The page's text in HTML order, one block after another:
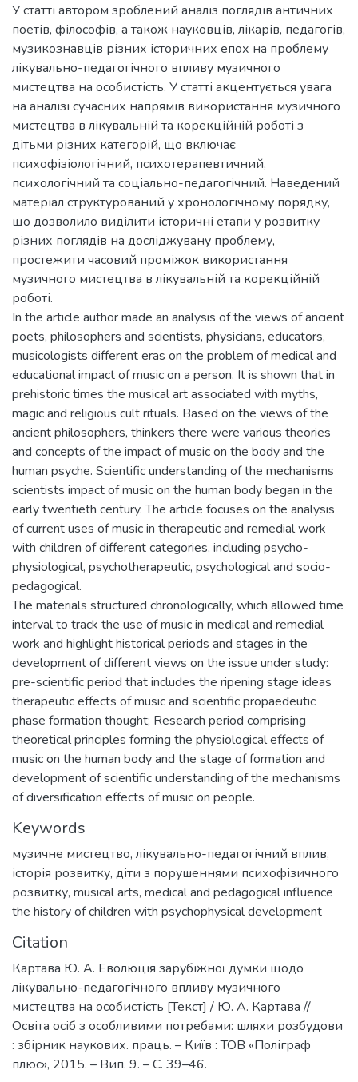
У статті автором зроблений аналіз поглядів античних
поетів, філософів, а також науковців, лікарів, педагогів,
музикознавців різних історичних епох на проблему
лікувально-педагогічного впливу музичного
мистецтва на особистість. У статті акцентується увага
на аналізі сучасних напрямів використання музичного
мистецтва в лікувальній та корекційній роботі з
дітьми різних категорій, що включає
психофізіологічний, психотерапевтичний,
психологічний та соціально-педагогічний. Наведений
матеріал структурований у хронологічному порядку,
що дозволило виділити історичні етапи у розвитку
різних поглядів на досліджувану проблему,
простежити часовий проміжок використання
музичного мистецтва в лікувальній та корекційній
роботі.
In the article author made an analysis of the views of ancient
poets, philosophers and scientists, physicians, educators,
musicologists different eras on the problem of medical and
educational impact of music on a person. It is shown that in
prehistoric times the musical art associated with myths,
magic and religious cult rituals. Based on the views of the
ancient philosophers, thinkers there were various theories
and concepts of the impact of music on the body and the
human psyche. Scientific understanding of the mechanisms
scientists impact of music on the human body began in the
early twentieth century. The article focuses on the analysis
of current uses of music in therapeutic and remedial work
with children of different categories, including psycho-
physiological, psychotherapeutic, psychological and socio-
pedagogical.
The materials structured chronologically, which allowed time
interval to track the use of music in medical and remedial
work and highlight historical periods and stages in the
development of different views on the issue under study:
pre-scientific period that includes the ripening stage ideas
therapeutic effects of music and scientific propaedeutic
phase formation thought; Research period comprising
theoretical principles forming the physiological effects of
music on the human body and the stage of formation and
development of scientific understanding of the mechanisms
of diversification effects of music on people.
Keywords
музичне мистецтво, лікувально-педагогічний вплив,
історія розвитку, діти з порушеннями психофізичного
розвитку, musical arts, medical and pedagogical influence
the history of children with psychophysical development
Citation
Картава Ю. А. Еволюція зарубіжної думки щодо
лікувально-педагогічного впливу музичного
мистецтва на особистість [Текст] / Ю. А. Картава //
Освіта осіб з особливими потребами: шляхи розбудови
: збірник наукових. праць. – Київ : ТОВ «Поліграф
плюс», 2015. – Вип. 9. – С. 39–46.